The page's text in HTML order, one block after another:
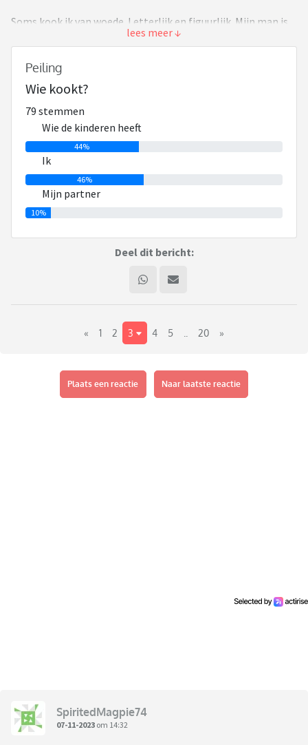
Soms kook ik van woede. Letterlijk en figuurlijk. Mijn man is
hartstikke leuk met de kinderen maar kan niet koken. Nog
werk tot laat. Koken lukt hem alleen niet.
Hoe doen jullie dat? Kookt diegene die de kinderen heeft of
kookt 1 van jullie altijd?
Peiling
Wie kookt?
79 stemmen
Wie de kinderen heeft
44%
Ik
46%
Mijn partner
10%
Deel dit bericht:
« 1 2 3 4 5 20 »
Plaats een reactie Naar laatste reactie
SpiritedMagpie74
07-11-2023 om 14:32